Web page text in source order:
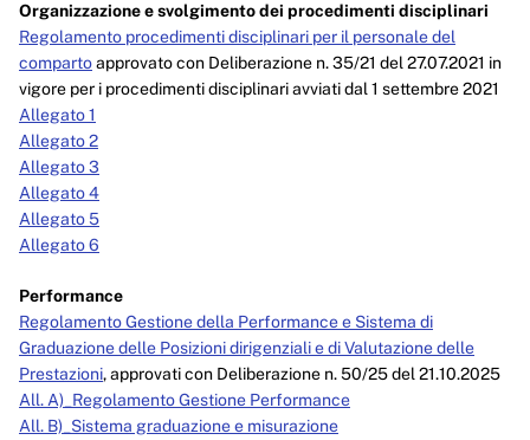
Organizzazione e svolgimento dei procedimenti disciplinari
Regolamento procedimenti disciplinari per il personale del
compartoapprovato con Deliberazione n. 35/21 del 27.07.2021 in
vigore per i procedimenti disciplinari avviati dal 1 settembre 2021
Allegato 1
Allegato 2
Allegato 3
Allegato 4
Allegato 5
Allegato 6
Performance
Regolamento Gestione della Performance e Sistema di
Graduazione delle Posizioni dirigenziali e di Valutazione delle
Prestazioni, approvati con Deliberazione n. 50/25 del 21.10.2025
All. A)_Regolamento Gestione Performance
All. B)_Sistema graduazione e misurazione